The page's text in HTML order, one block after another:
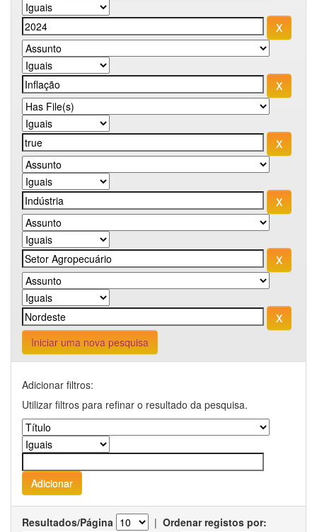
Iniciar uma nova pesquisa
Adicionar filtros:
Utilizar filtros para refinar o resultado da pesquisa.
Resultados/Página | Ordenar registos por: